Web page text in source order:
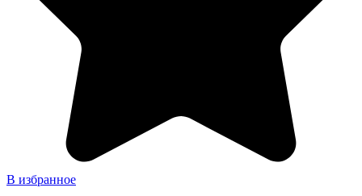
В избранное